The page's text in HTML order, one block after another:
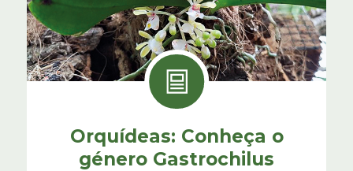
Orquídeas: Conheça o
género Gastrochilus